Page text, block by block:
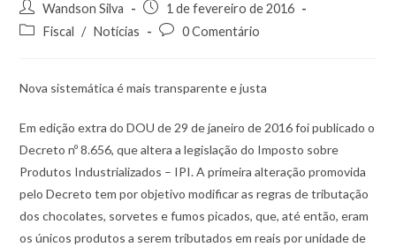
Wandson Silva
1 de fevereiro de 2016
Fiscal / Notícias 0 Comentário
Nova sistemática é mais transparente e justa
Em edição extra do DOU de 29 de janeiro de 2016 foi publicado o
Decreto nº 8.656, que altera a legislação do Imposto sobre
Produtos Industrializados – IPI. A primeira alteração promovida
pelo Decreto tem por objetivo modificar as regras de tributação
dos chocolates, sorvetes e fumos picados, que, até então, eram
os únicos produtos a serem tributados em reais por unidade de